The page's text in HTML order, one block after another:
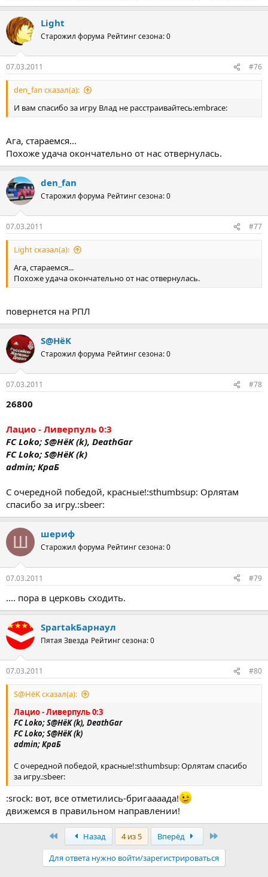
Light
Старожил форума Рейтинг сезона: 0
07.03.2011 #76
den_fan сказал(а):
И вам спасибо за игру Влад не расстраивайтесь:embrace:
Ага, стараемся...
Похоже удача окончательно от нас отвернулась.
den_fan
Старожил форума Рейтинг сезона: 0
07.03.2011 #77
Light сказал(а):
Ага, стараемся...
Похоже удача окончательно от нас отвернулась.
повернется на РПЛ
S@HёK
Старожил форума Рейтинг сезона: 0
07.03.2011 #78
26800
Лацио - Ливерпуль 0:3
FC Loko; S@HёK (k), DeathGar
FC Loko; S@HёK (k)
admin; КраБ
С очередной победой, красные!:sthumbsup: Орлятам
спасибо за игру.:sbeer:
Ш шериф
Старожил форума Рейтинг сезона: 0
07.03.2011 #79
.... пора в церковь сходить.
SpartakБарнаул
Пятая Звезда Рейтинг сезона: 0
07.03.2011 #80
S@HёK сказал(а):
Лацио - Ливерпуль 0:3
FC Loko; S@HёK (k), DeathGar
FC Loko; S@HёK (k)
admin; КраБ
С очередной победой, красные!:sthumbsup: Орлятам спасибо
за игру.:sbeer:
:srock: вот, все отметились-бригаааада!
движемся в правильном направлении!
ПервыйНазад 4 из 5 Вперёд
Для ответа нужно войти/зарегистрироваться